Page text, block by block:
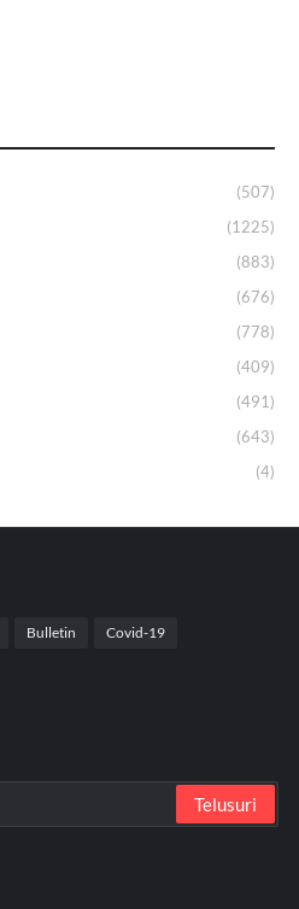
(507)
(1225)
(883)
(676)
(778)
(409)
(491)
(643)
(4)
Bulletin Covid-19